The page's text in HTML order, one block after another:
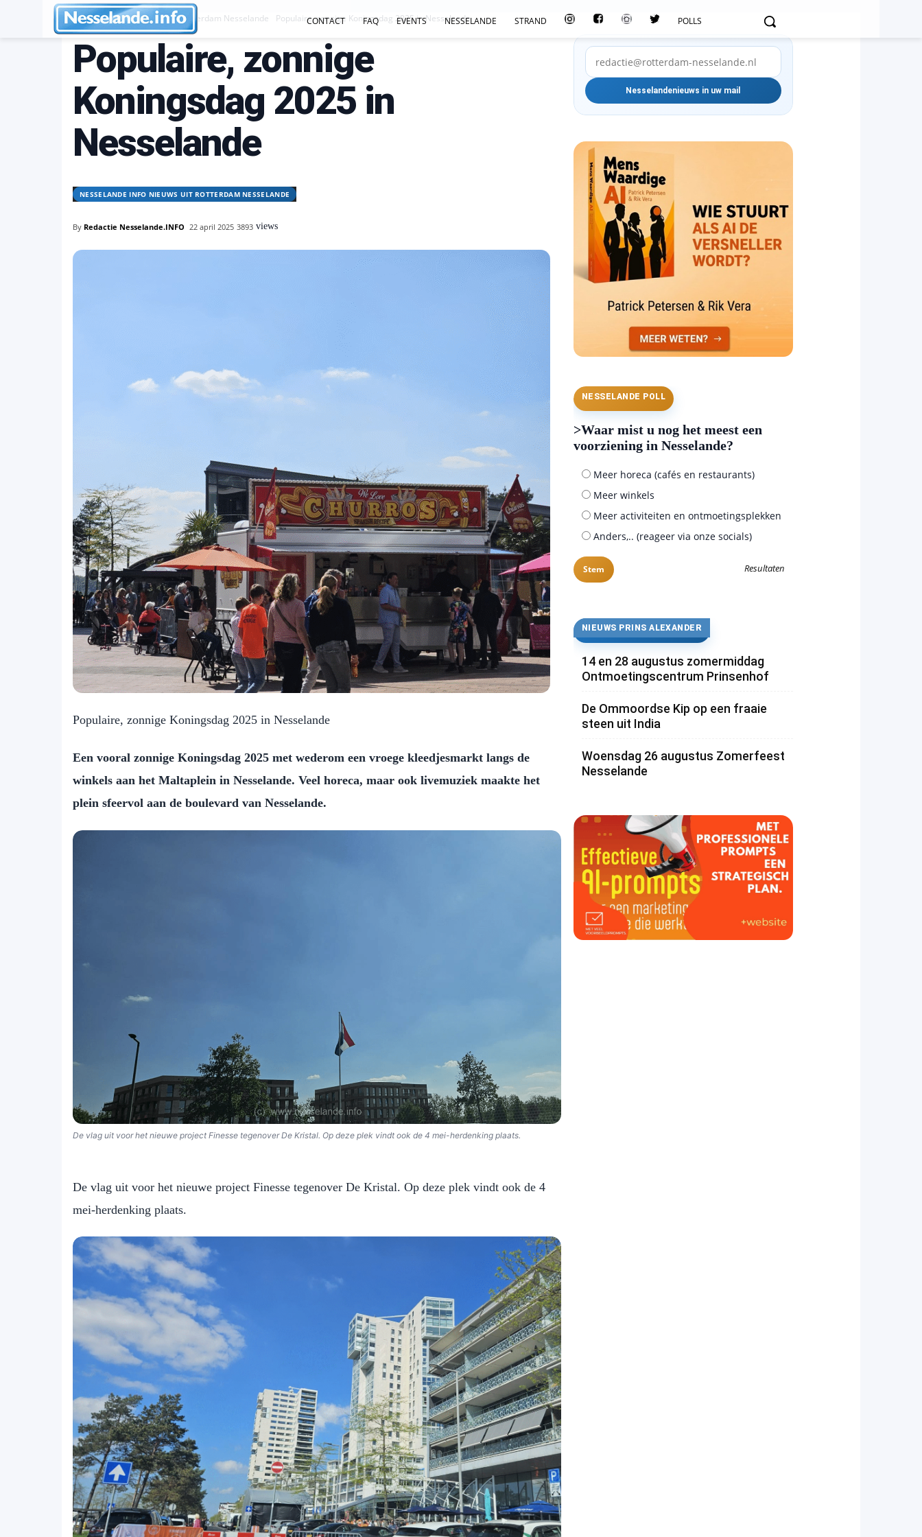
CONTACT FAQ EVENTS NESSELANDE STRAND POLLS
Nesselande INFO nieuws uit Rotterdam Nesselande Populaire, zonnige Koningsdag 2025 in Nesselande
Populaire, zonnige
Koningsdag 2025 in
Nesselande
NESSELANDE INFO NIEUWS UIT ROTTERDAM NESSELANDE
By Redactie Nesselande.INFO 22 april 2025 3893 views
Populaire, zonnige Koningsdag 2025 in Nesselande
Een vooral zonnige Koningsdag 2025 met wederom een vroege kleedjesmarkt langs de
winkels aan het Maltaplein in Nesselande. Veel horeca, maar ook livemuziek maakte het
plein sfeervol aan de boulevard van Nesselande.
De vlag uit voor het nieuwe project Finesse tegenover De Kristal. Op deze plek vindt ook de 4 mei-herdenking plaats.
De vlag uit voor het nieuwe project Finesse tegenover De Kristal. Op deze plek vindt ook de 4
mei-herdenking plaats.
NESSELANDE POLL
>Waar mist u nog het meest een
voorziening in Nesselande?
Meer horeca (cafés en restaurants)
Meer winkels
Meer activiteiten en ontmoetingsplekken
Anders,.. (reageer via onze socials)
Resultaten
NIEUWS PRINS ALEXANDER
14 en 28 augustus zomermiddag
Ontmoetingscentrum Prinsenhof
De Ommoordse Kip op een fraaie
steen uit India
Woensdag 26 augustus Zomerfeest
Nesselande